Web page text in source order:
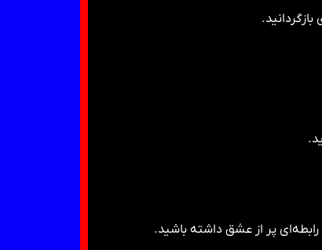
پر از عشق داشته باشید.